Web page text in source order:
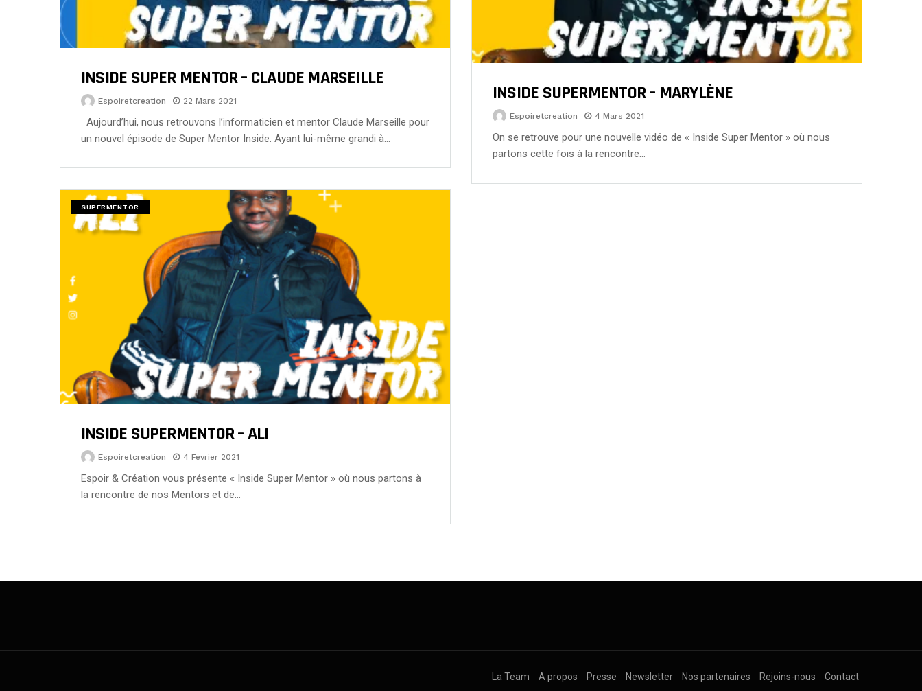
INSIDE SUPER MENTOR – CLAUDE MARSEILLE
Espoiretcreation 22 Mars 2021
Aujourd’hui, nous retrouvons l’informaticien et mentor Claude Marseille pour
un nouvel épisode de Super Mentor Inside. Ayant lui-même grandi à…
INSIDE SUPERMENTOR – MARYLÈNE
Espoiretcreation 4 Mars 2021
On se retrouve pour une nouvelle vidéo de « Inside Super Mentor » où nous
partons cette fois à la rencontre…
SUPERMENTOR
INSIDE SUPERMENTOR – ALI
Espoiretcreation 4 Février 2021
Espoir & Création vous présente « Inside Super Mentor » où nous partons à
la rencontre de nos Mentors et de…
La Team A propos Presse Newsletter Nos partenaires Rejoins-nous Contact